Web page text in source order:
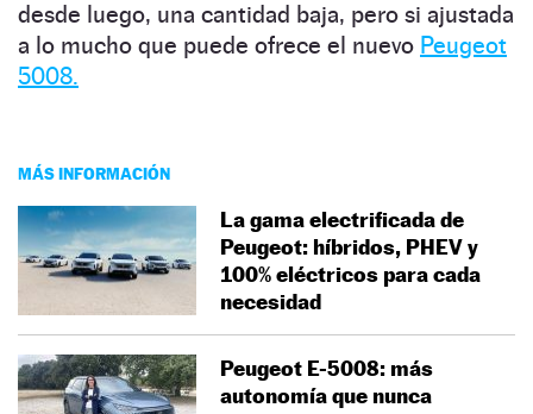
desde luego, una cantidad baja, pero si ajustada
a lo mucho que puede ofrece el nuevo Peugeot
5008.
MÁS INFORMACIÓN
La gama electrificada de
Peugeot: híbridos, PHEV y
100% eléctricos para cada
necesidad
Peugeot E-5008: más
autonomía que nunca